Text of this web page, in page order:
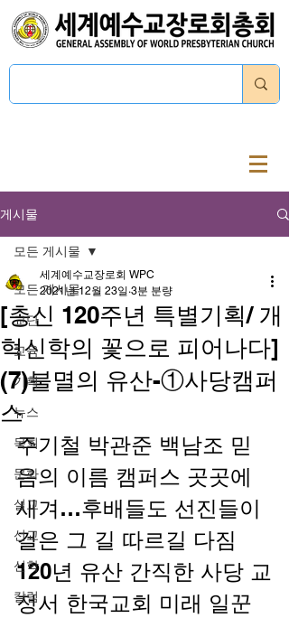
게시물
모든 게시물
교단
교육
기획
뉴스
목회
문화
설교
선교
신학
칼럼
모든 게시물
[총신 120주년 특별기획/ 개
혁신학의 꽃으로 피어나다]
(7)불멸의 유산-①사당캠퍼
스
세계예수교장로회 WPC
2021년 12월 23일 3분 분량
주기철 박관준 백남조 믿
음의 이름 캠퍼스 곳곳에
새겨…후배들도 선진들이
걸은 그 길 따르길 다짐
120년 유산 간직한 사당 교
정서 한국교회 미래 일꾼